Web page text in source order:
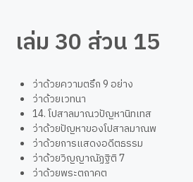
เล่ม 30 ส่วน 15
ว่าด้วยความตรึก 9 อย่าง
ว่าด้วยเวทนา
14. โปสาลมาณวปัญหานิทเทส
ว่าด้วยปัญหาของโปสาลมาณพ
ว่าด้วยการแสดงอดีตธรรม
ว่าด้วยวิญญาณัฏฐิติ 7
ว่าด้วยพระตถาคต